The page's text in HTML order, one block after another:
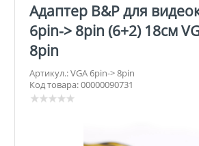
Адаптер B&P для
6pin-> 8pin (6+2) 18см
8pin
Артикул.: VGA 6pin-> 8pin
Код товара: 00000090731